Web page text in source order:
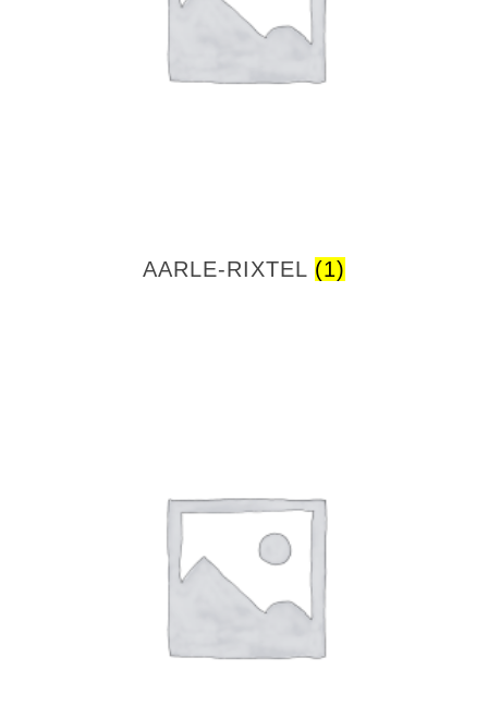
AARLE-RIXTEL (1)